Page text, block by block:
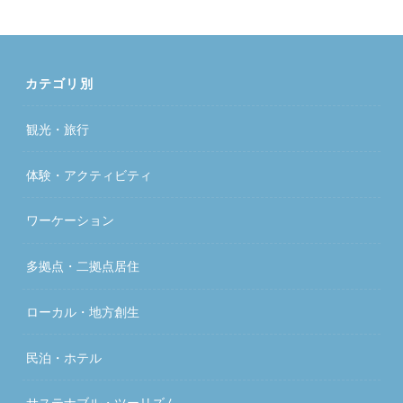
カテゴリ別
観光・旅行
体験・アクティビティ
ワーケーション
多拠点・二拠点居住
ローカル・地方創生
民泊・ホテル